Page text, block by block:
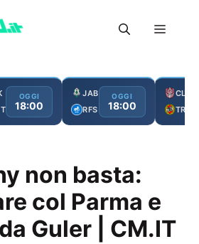
Menu
OGGI
18:00
JAB
RFS
OGGI
18:00
CLJ
TRO
non basta:
col Parma e
Guler | CM.IT